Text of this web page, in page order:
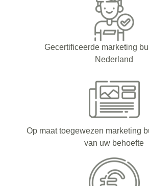
Gecertificeerde marketing
Nederland
Op maat toegewezen marketing
van uw behoefte